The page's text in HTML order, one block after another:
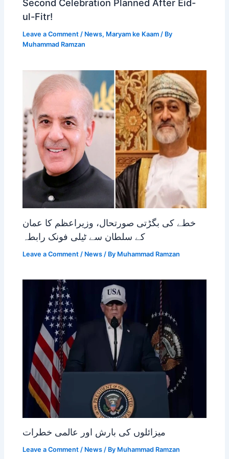
Second Celebration Planned After Eid-
ul-Fitr!
Leave a Comment / News, Maryam ke Kaam / By
Muhammad Ramzan
خطے کی بگڑتی صورتحال، وزیراعظم کا عمان
کے سلطان سے ٹیلی فونک رابطہ
Leave a Comment / News / By Muhammad Ramzan
میزائلوں کی بارش اور عالمی خطرات
Leave a Comment / News / By Muhammad Ramzan